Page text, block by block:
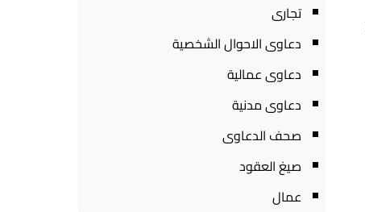
تجارى
دعاوى الاحوال الشخصية
دعاوى عمالية
دعاوى مدنية
صحف الدعاوى
صيغ العقود
عمال